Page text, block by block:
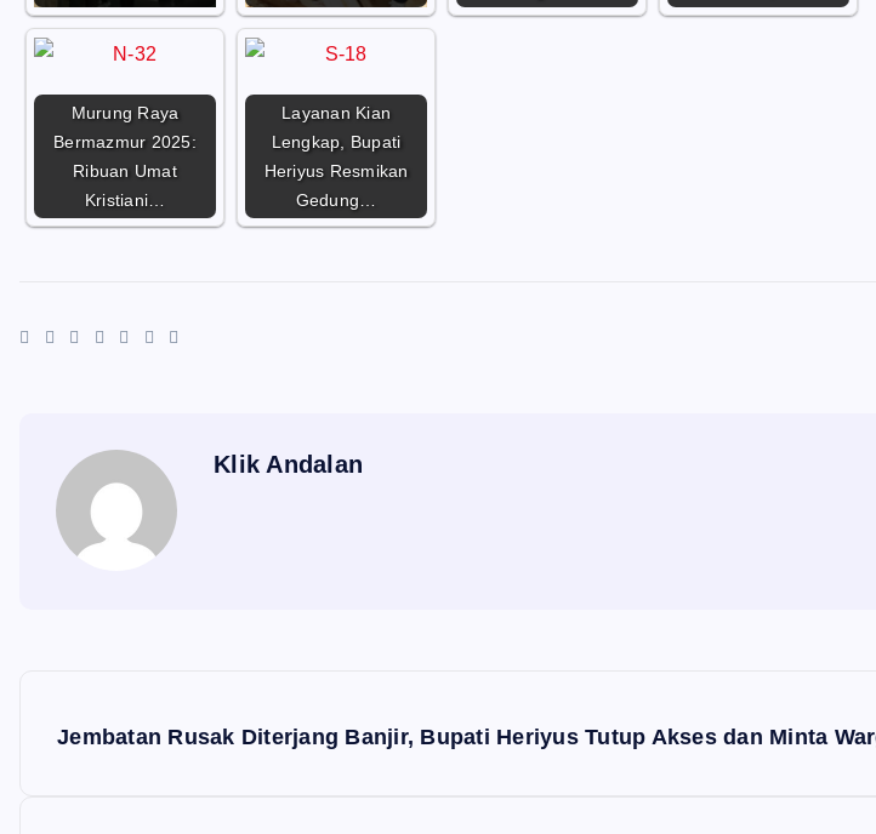
Murung Raya
Bermazmur 2025:
Ribuan Umat
Kristiani…
Layanan Kian
Lengkap, Bupati
Heriyus Resmikan
Gedung…
Klik Andalan
Jembatan Rusak Diterjang Banjir, Bupati Heriyus Tutup Akses dan Minta